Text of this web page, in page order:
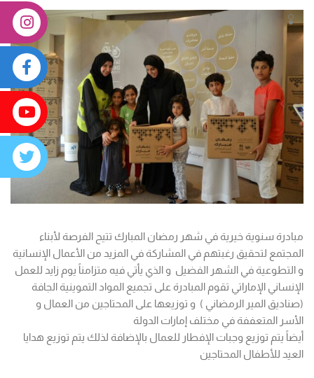
مبادرة سنوية خيرية في شهر رمضان المبارك تتيح الفرصة لأبناء
المجتمع لتحقيق رغبتهم في المشاركة في المزيد من الأعمال الإنسانية
و التطوعية في الشهر الفضيل و الذي يأتي فيه متزامناً يوم زايد للعمل
الإنساني الإماراتي تقوم المبادرة على تجميع المواد التموينية الجافة
(صناديق المير الرمضاني ) و توزيعها على المحتاجين من العمال و
الأسر المتعففة في مختلف إمارات الدولة
أيضاً يتم توزيع وجبات الإفطار للعمال بالإضافة لذلك يتم توزيع هدايا
العيد للأطفال المحتاجين